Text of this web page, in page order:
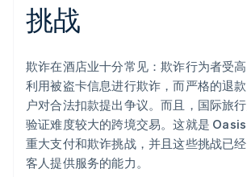
立即观看
挑战
欺诈在酒店业十分常见：欺诈行为者受
利用被盗卡信息进行欺诈，而严格的退
户对合法扣款提出争议。而且，国际旅
验证难度较大的跨境交易。这就是
重大支付和欺诈挑战，并且这些挑战已
客人提供服务的能力。